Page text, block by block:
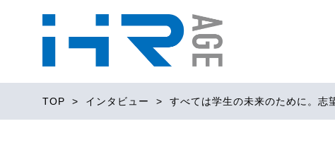
TOP > インタビュー > すべては学生の未来のために。志